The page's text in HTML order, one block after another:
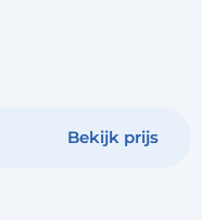
Bekijk prijs